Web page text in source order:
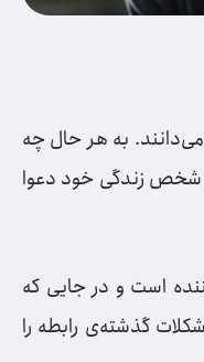
به هر حال چه
شخص زندگی خود دعوا
است و در جایی که
گذشته‌ی رابطه را